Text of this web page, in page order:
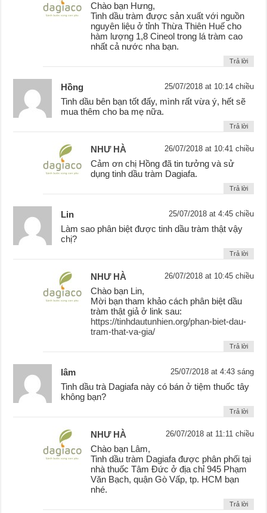
Chào bạn Hưng,
Tinh dầu tràm được sản xuất với nguồn
nguyên liệu ở tỉnh Thừa Thiên Huế cho
hàm lượng 1,8 Cineol trong lá tràm cao
nhất cả nước nha bạn.
Trả lời
Hồng 25/07/2018 at 10:14 chiều
Tinh dầu bên bạn tốt đấy, mình rất vừa ý, hết sẽ
mua thêm cho ba mẹ nữa.
Trả lời
NHƯ HÀ 26/07/2018 at 10:41 chiều
Cảm ơn chị Hồng đã tin tưởng và sử
dụng tinh dầu tràm Dagiafa.
Trả lời
Lin 25/07/2018 at 4:45 chiều
Làm sao phân biệt được tinh dầu tràm thật vậy
chị?
Trả lời
NHƯ HÀ 26/07/2018 at 10:45 chiều
Chào bạn Lin,
Mời bạn tham khảo cách phân biệt dầu
tràm thật giả ở link sau:
https://tinhdautunhien.org/phan-biet-dau-
tram-that-va-gia/
Trả lời
lâm 25/07/2018 at 4:43 sáng
Tinh dầu trà Dagiafa này có bán ở tiệm thuốc tây
không bạn?
Trả lời
NHƯ HÀ 26/07/2018 at 11:11 chiều
Chào bạn Lâm,
Tinh dầu tràm Dagiafa được phân phối tại
nhà thuốc Tâm Đức ở địa chỉ 945 Phạm
Văn Bạch, quận Gò Vấp, tp. HCM bạn
nhé.
Trả lời